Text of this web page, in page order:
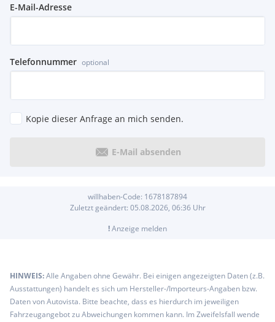
E-Mail-Adresse
Telefonnummer optional
Kopie dieser Anfrage an mich senden.
E-Mail absenden
willhaben-Code: 1678187894
Zuletzt geändert: 05.08.2026, 06:36Uhr
!Anzeige melden
HINWEIS:Alle Angaben ohne Gewähr. Bei einigen angezeigten Daten (z.B.
Ausstattungen) handelt es sich um Hersteller-/Importeurs-Angaben bzw.
Daten von Autovista. Bitte beachte, dass es hierdurch im jeweiligen
Fahrzeugangebot zu Abweichungen kommen kann. Im Zweifelsfall wende